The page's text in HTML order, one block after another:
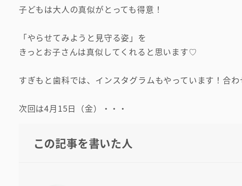
子どもは大人の真似がとっても得意！
「やらせてみようと見守る姿」を
きっとお子さんは真似してくれると思います♡
すぎもと歯科では、インスタグラムもやっています！合
次回は4月15日（金）・・・
この記事を書いた人